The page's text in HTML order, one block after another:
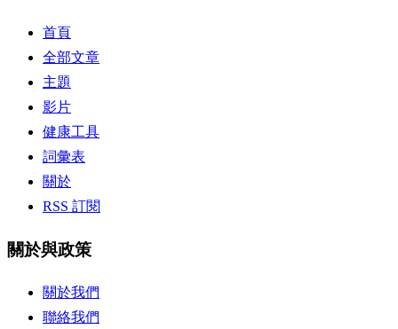
首頁
全部文章
主題
影片
健康工具
詞彙表
關於
RSS 訂閱
關於與政策
關於我們
聯絡我們